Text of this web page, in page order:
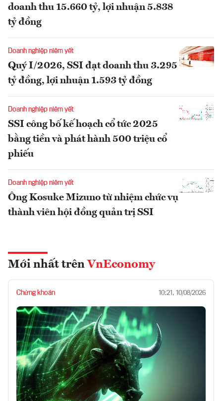
doanh thu 15.660 tỷ, lợi nhuận 5.838
tỷ đồng
Doanh nghiệp niêm yết
Quý I/2026, SSI đạt doanh thu 3.295
tỷ đồng, lợi nhuận 1.593 tỷ đồng
Doanh nghiệp niêm yết
SSI công bố kế hoạch cổ tức 2025
bằng tiền và phát hành 500 triệu cổ
phiếu
Doanh nghiệp niêm yết
Ông Kosuke Mizuno từ nhiệm chức vụ
thành viên hội đồng quản trị SSI
Mới nhất trên VnEconomy
Chứng khoán 10:21, 10/08/2026